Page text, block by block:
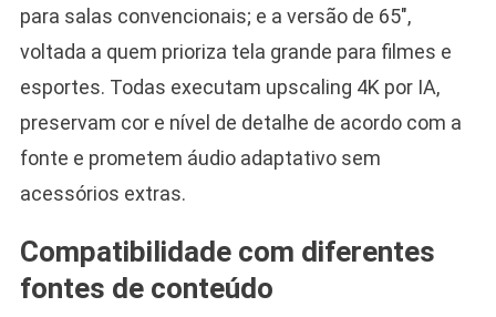
para salas convencionais; e a versão de 65″,
voltada a quem prioriza tela grande para filmes e
esportes. Todas executam upscaling 4K por IA,
preservam cor e nível de detalhe de acordo com a
fonte e prometem áudio adaptativo sem
acessórios extras.
Compatibilidade com diferentes
fontes de conteúdo